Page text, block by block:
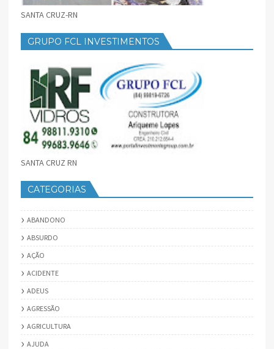
SANTA CRUZ-RN
GRUPO FCL INVESTIMENTOS
SANTA CRUZ RN
CATEGORIAS
ABANDONO
ABSURDO
AÇÃO
ACIDENTE
ADEUS
AGRESSÃO
AGRICULTURA
AJUDA